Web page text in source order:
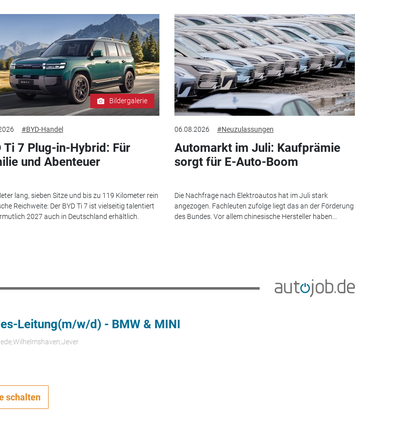
Bildergalerie
#BYD-Handel
Ti 7 Plug-in-Hybrid: Für
und Abenteuer
lang, sieben Sitze und bis zu 119 Kilometer rein
Reichweite: Der BYD Ti 7 ist vielseitig talentiert
2027 auch in Deutschland erhältlich.
06.08.2026 #Neuzulassungen
Automarkt im Juli: Kaufprämie
sorgt für E-Auto-Boom
Die Nachfrage nach Elektroautos hat im Juli stark
angezogen. Fachleuten zufolge liegt das an der Förderung
des Bundes. Vor allem chinesische Hersteller haben...
Leitung(m/w/d) - BMW & MINI
schalten